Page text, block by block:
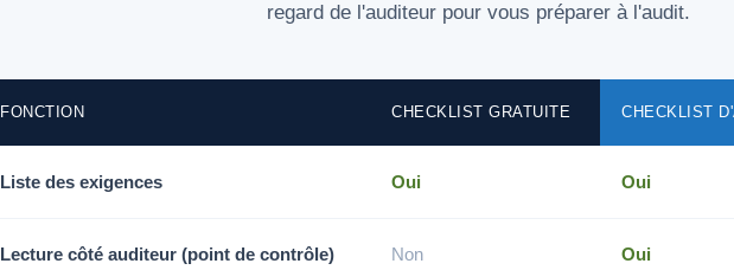
regard de l'auditeur pour vous préparer à l'audit.
FONCTION CHECKLIST GRATUITE CHECKLIST
Liste des exigences Oui Oui
Lecture côté auditeur (point de contrôle) Non Oui